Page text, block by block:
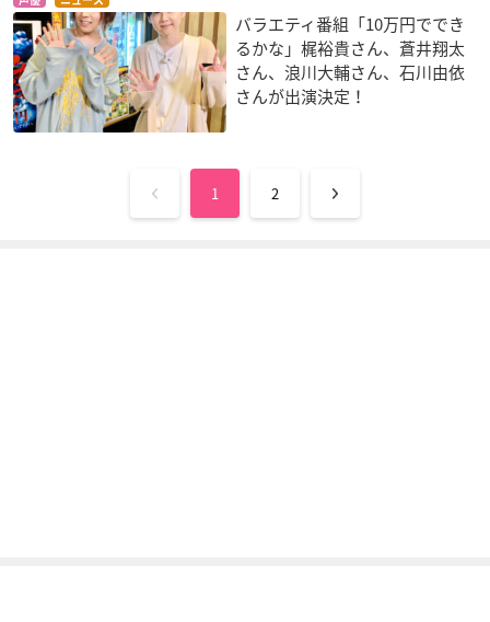
バラエティ番組「10万円ででき
るかな」梶裕貴さん、蒼井翔太
さん、浪川大輔さん、石川由依
さんが出演決定！
1 2